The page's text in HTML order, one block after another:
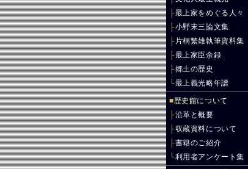
├最上家をめぐる人々
├小野末三論文集
├ 片桐繁雄執筆資料集
├最上家臣余録
├郷土の歴史
└最上義光略年譜
■歴史館について
├沿革と概要
├収蔵資料について
├書籍のご紹介
└利用者アンケート集